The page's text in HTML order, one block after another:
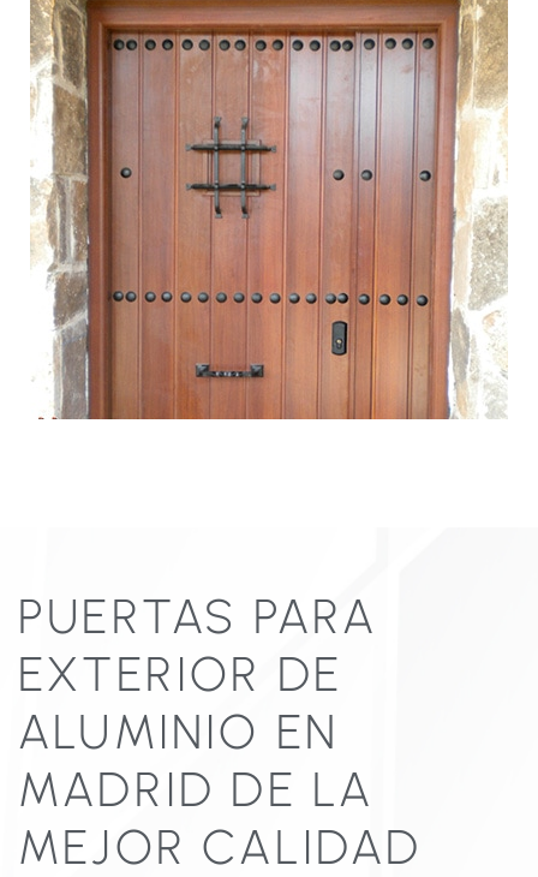
PUERTAS PARA
EXTERIOR DE
ALUMINIO EN
MADRID DE LA
MEJOR CALIDAD